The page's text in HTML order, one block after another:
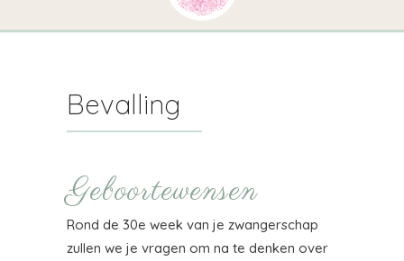
Bevalling
Geboortewensen
Rond de 30e week van je zwangerschap
zullen we je vragen om na te denken over